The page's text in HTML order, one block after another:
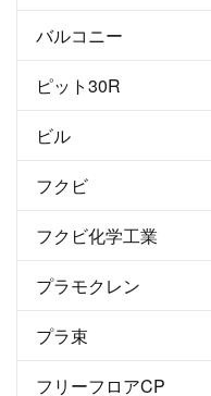
バルコニー
ピット30R
ビル
フクビ
フクビ化学工業
プラモクレン
プラ束
フリーフロアCP